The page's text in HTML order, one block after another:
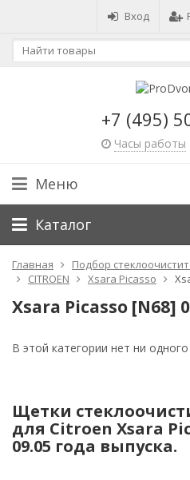
Вход
+7 (495)
Часы работы
Меню
Каталог
Главная
Подбор
CITROEN
Xsara Picasso
Xsara Picasso [N68]
В этой категории нет ни
Щетки
для Citroen Xsara
09.05 года выпуска.